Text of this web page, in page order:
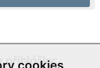
přihlášky: